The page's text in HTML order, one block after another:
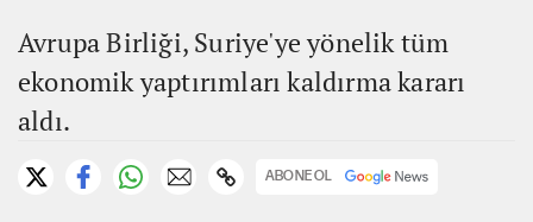
Avrupa Birliği, Suriye'ye yönelik tüm
ekonomik yaptırımları kaldırma kararı
aldı.
ABONE OL